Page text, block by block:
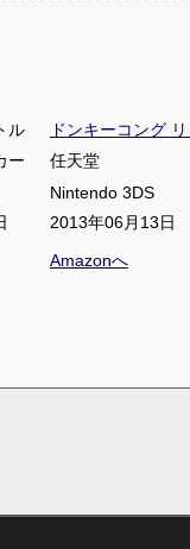
ル
ドンキーコング
ー
任天堂
Nintendo 3DS
2013年06月13日
Amazonへ